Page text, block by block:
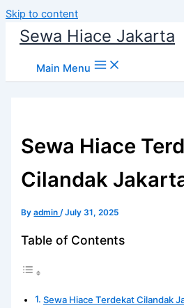
Skip to content
Sewa Hiace Jakarta
Main Menu
Sewa Hiace
Cilandak
Byadmin/July 31, 2025
Table of Contents
Sewa Hiace Terdekat Cilandak